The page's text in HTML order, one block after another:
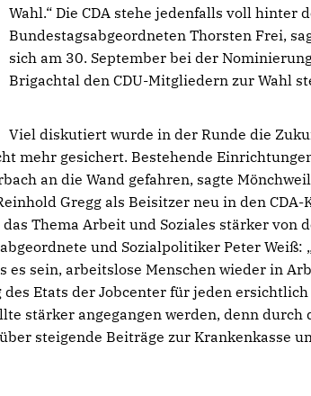
Wahl.“ Die CDA stehe jedenfalls voll hinter
Bundestagsabgeordneten Thorsten Frei,
sich am 30. September bei der
Brigachtal den CDU-Mitgliedern zur Wahl
Viel diskutiert wurde in der Runde die
mehr gesichert. Bestehende
an die Wand gefahren, sagte
Gregg als Beisitzer neu in den
Thema Arbeit und Soziales stärker von
und Sozialpolitiker Peter Weiß:
sein, arbeitslose Menschen wieder in
Etats der Jobcenter für jeden ersichtlich
stärker angegangen werden, denn durch
steigende Beiträge zur Krankenkasse